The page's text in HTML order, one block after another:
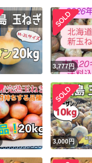
3,777円
3,000円